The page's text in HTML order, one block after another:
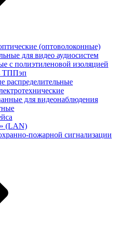
(оптоволоконные)
для видео аудиосистем
с полиэтиленовой изоляцией
ТППэп
распределительные
для видеонаблюдения
(LAN)
пожарной сигнализации